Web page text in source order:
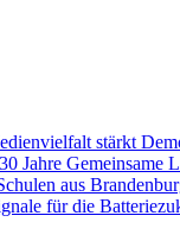
stärkt
Jahre Gemeinsame
aus
für die